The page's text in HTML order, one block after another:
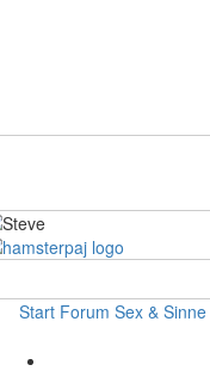
Start Forum Sex & Sinne